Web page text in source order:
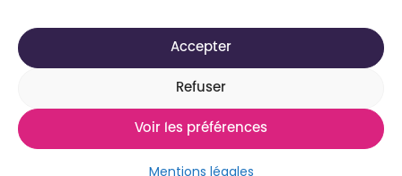
Accepter
Refuser
Voir les préférences
Mentions légales
2025-2026 Site réalisé parMédia Animation ASBL
pour son projet À Films Ouverts
Mentions légales Déclaration d’accessibilité